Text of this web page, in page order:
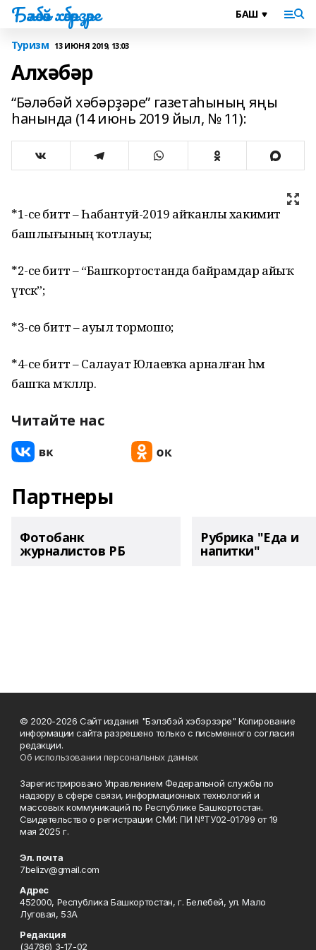
Бәләбәй хәбәрҙәре
Туризм 13 ИЮНЯ 2019, 13:03
Алхәбәр
“Бәләбәй хәбәрҙәре” газетаһының яңы
һанында (14 июнь 2019 йыл, № 11):
*1-се биттә – Һабантуй-2019 айҡанлы хакимиәт
башлығының ҡотлауы;
*2-се биттә – “Башҡортостанда байрамдар айыҡ
үтәсәк”;
*3-сө биттә – ауыл тормошо;
*4-се биттә – Салауат Юлаевҡа арналған һәм
башҡа мәҡәләләр.
Читайте нас
Партнеры
Фотобанк
журналистов РБ
Рубрика "Еда и
напитки"
© 2020-2026 Сайт издания "Бэлэбэй хэбэрзэре" Копирование
информации сайта разрешено только с письменного согласия
редакции.
Об использовании персональных данных
Зарегистрировано Управлением Федеральной службы по
надзору в сфере связи, информационных технологий и
массовых коммуникаций по Республике Башкортостан.
Свидетельство о регистрации СМИ: ПИ №ТУ02-01799 от 19
мая 2025 г.
Эл. почта
7belizv@gmail.com
Адрес
452000, Республика Башкортостан, г. Белебей, ул. Мало
Луговая, 53А
Редакция
(34786) 3-17-02